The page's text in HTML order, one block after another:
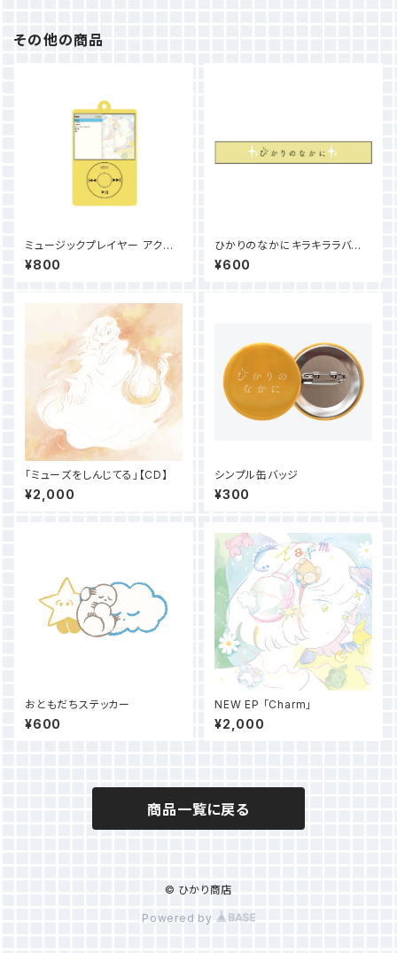
その他の商品
ミュージックプレイヤー アクリ
ルキーホルダー
¥800
ひかりのなかにキラキララバー
バンド
¥600
「ミューズをしんじてる」【CD】
¥2,000
シンプル缶バッジ
¥300
おともだちステッカー
¥600
NEW EP 「Charm」
¥2,000
商品一覧に戻る
© ひかり商店
Powered by